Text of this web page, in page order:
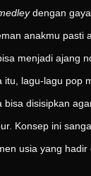
dengan
anakmu pasti
menjadi ajang
itu, lagu-lagu pop
bisa disisipkan
Konsep ini
usia yang hadir